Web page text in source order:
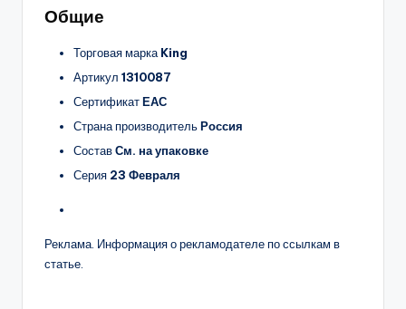
Общие
Торговая марка King
Артикул 1310087
СертификатЕАС
Страна производительРоссия
СоставСм. на упаковке
Серия 23 Февраля
Реклама. Информация о рекламодателе по ссылкам в
статье.